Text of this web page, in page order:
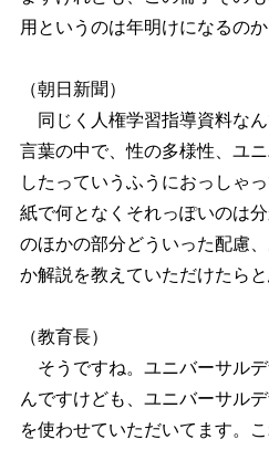
用というのは年明けになるの
（朝日新聞）
同じく人権学習指導資料な
言葉の中で、性の多様性、ユ
したっていうふうにおっしゃ
紙で何となくそれっぽいのは
のほかの部分どういった配慮
か解説を教えていただけたらと
（教育長）
そうですね。ユニバーサル
んですけども、ユニバーサル
を使わせていただいてます。